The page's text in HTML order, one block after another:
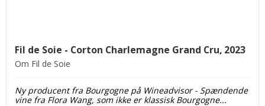
Fil de Soie - Corton Charlemagne Grand Cru, 2023
Om Fil de Soie
Ny producent fra Bourgogne på Wineadvisor - Spændende
vine fra Flora Wang, som ikke er klassisk Bourgogne...